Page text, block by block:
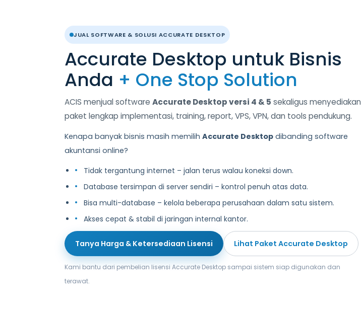
JUAL SOFTWARE & SOLUSI ACCURATE DESKTOP
Accurate Desktop untuk Bisnis
Anda + One Stop Solution
ACIS menjual software Accurate Desktop versi 4 & 5 sekaligus menyediakan
paket lengkap implementasi, training, report, VPS, VPN, dan tools pendukung.
Kenapa banyak bisnis masih memilih Accurate Desktop dibanding software
akuntansi online?
Tidak tergantung internet – jalan terus walau koneksi down.
Database tersimpan di server sendiri – kontrol penuh atas data.
Bisa multi-database – kelola beberapa perusahaan dalam satu sistem.
Akses cepat & stabil di jaringan internal kantor.
Tanya Harga & Ketersediaan Lisensi Lihat Paket Accurate Desktop
Kami bantu dari pembelian lisensi Accurate Desktop sampai sistem siap digunakan dan
terawat.